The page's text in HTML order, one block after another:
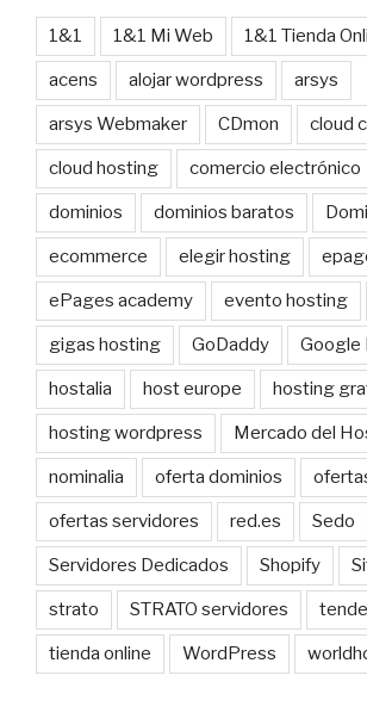
1&1 1&1 Mi Web 1&1 Tienda
acens alojar wordpress arsys
arsys Webmaker CDmon cloud
cloud hosting comercio electrónico
dominios dominios baratos
ecommerce elegir hosting
ePages academy evento hosting
gigas hosting GoDaddy Google
hostalia host europe hosting
hosting wordpress Mercado del
nominalia oferta dominios
ofertas servidores red.es Sedo
Servidores Dedicados Shopify
strato STRATO servidores
tienda online WordPress